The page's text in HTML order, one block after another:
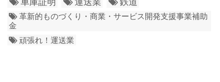
革新的ものづくり・商業・サービス開発支援事業補助
金
頑張れ！運送業